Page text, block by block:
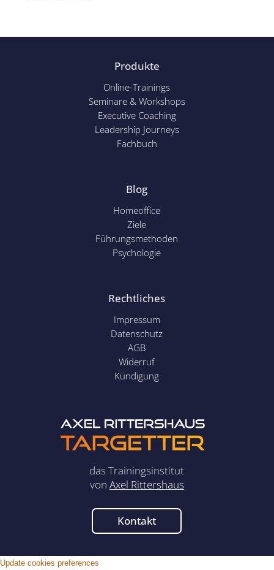
Produkte
Online-Trainings
Seminare & Workshops
Executive Coaching
Leadership Journeys
Fachbuch
Blog
Homeoffice
Ziele
Führungsmethoden
Psychologie
Rechtliches
Impressum
Datenschutz
AGB
Widerruf
Kündigung
das Trainingsinstitut
von Axel Rittershaus
Kontakt
Update cookies preferences